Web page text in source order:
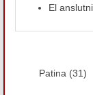
El
Patina (31)